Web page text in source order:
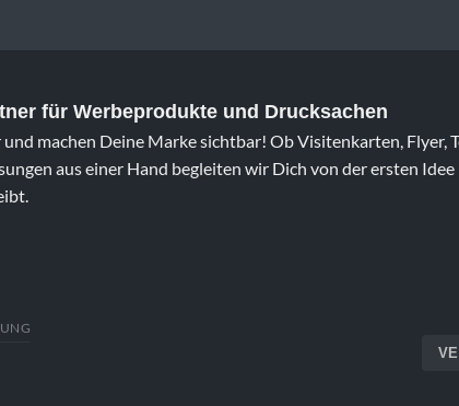
für Werbeprodukte und Drucksachen
machen Deine Marke sichtbar! Ob Visitenkarten, Flyer,
aus einer Hand begleiten wir Dich von der ersten